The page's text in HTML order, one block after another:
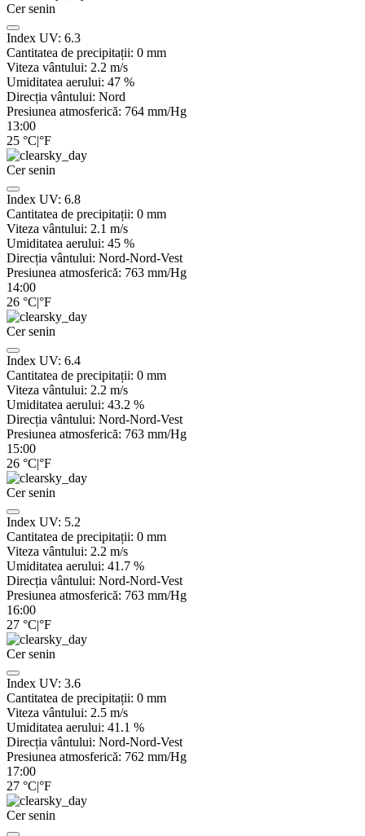
Cer senin
Index UV: 6.3
Cantitatea de precipitații: 0 mm
Viteza vântului: 2.2 m/s
Umiditatea aerului: 47 %
Direcția vântului: Nord
Presiunea atmosferică: 764 mm/Hg
13:00
25 °C|°F
Cer senin
Index UV: 6.8
Cantitatea de precipitații: 0 mm
Viteza vântului: 2.1 m/s
Umiditatea aerului: 45 %
Direcția vântului: Nord-Nord-Vest
Presiunea atmosferică: 763 mm/Hg
14:00
26 °C|°F
Cer senin
Index UV: 6.4
Cantitatea de precipitații: 0 mm
Viteza vântului: 2.2 m/s
Umiditatea aerului: 43.2 %
Direcția vântului: Nord-Nord-Vest
Presiunea atmosferică: 763 mm/Hg
15:00
26 °C|°F
Cer senin
Index UV: 5.2
Cantitatea de precipitații: 0 mm
Viteza vântului: 2.2 m/s
Umiditatea aerului: 41.7 %
Direcția vântului: Nord-Nord-Vest
Presiunea atmosferică: 763 mm/Hg
16:00
27 °C|°F
Cer senin
Index UV: 3.6
Cantitatea de precipitații: 0 mm
Viteza vântului: 2.5 m/s
Umiditatea aerului: 41.1 %
Direcția vântului: Nord-Nord-Vest
Presiunea atmosferică: 762 mm/Hg
17:00
27 °C|°F
Cer senin